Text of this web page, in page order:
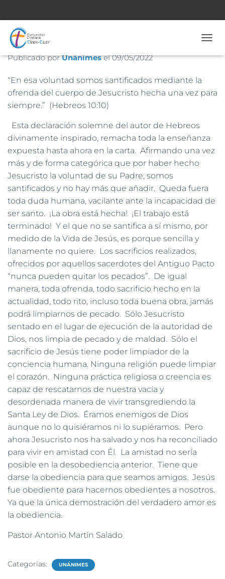
Hebreos 10:10
Publicado porUnánimesel09/05/2022
“En esa voluntad somos santificados mediante la
ofrenda del cuerpo de Jesucristo hecha una vez para
siempre.” (Hebreos 10:10)
Esta declaración solemne del autor de Hebreos
divinamente inspirado, remacha toda la enseñanza
expuesta hasta ahora en la carta. Afirmando una vez
más y de forma categórica que por haber hecho
Jesucristo la voluntad de su Padre, somos
santificados y no hay más que añadir. Queda fuera
toda duda humana, vacilante ante la incapacidad de
ser santo. ¡La obra está hecha! ¡El trabajo está
terminado! Y el que no se santifica a sí mismo, por
medido de la Vida de Jesús, es porque sencilla y
llanamente no quiere. Los sacrificios realizados,
ofrecidos por aquellos sacerdotes del Antiguo Pacto
“nunca pueden quitar los pecados”. De igual
manera, toda ofrenda, todo sacrificio hecho en la
actualidad, todo rito, incluso toda buena obra, jamás
podrá limpiarnos de pecado. Sólo Jesucristo
sentado en el lugar de ejecución de la autoridad de
Dios, nos limpia de pecado y de maldad. Sólo el
sacrificio de Jesús tiene poder limpiador de la
conciencia humana. Ninguna religión puede limpiar
el corazón. Ninguna práctica religiosa o creencia es
capaz de rescatarnos de nuestra vacía y
desordenada manera de vivir transgrediendo la
Santa Ley de Dios. Éramos enemigos de Dios
aunque no lo quisiéramos ni lo supiéramos. Pero
ahora Jesucristo nos ha salvado y nos ha reconciliado
para vivir en amistad con Él. La amistad no sería
posible en la desobediencia anterior. Tiene que
darse la obediencia para que seamos amigos. Jesús
fue obediente para hacernos obedientes a nosotros.
Ya que la única demostración del verdadero amor es
la obediencia.
Pastor Antonio Martín Salado
Categorías: UNÁNIMES